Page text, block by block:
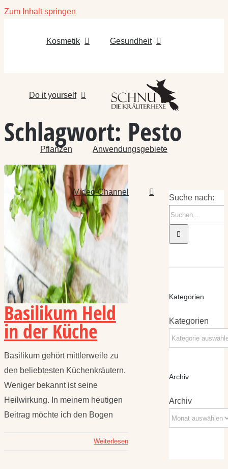
Zum Inhalt springen
Kosmetik Gesundheit
Do it yourself
Pflanzen Anwendungsgebiete
Video-Channel
Schlagwort: Pesto
Basilikum Held
in der Küche
Basilikum gehört mittlerweile zu
den beliebtesten Küchenkräutern.
Weniger bekannt ist seine
Heilwirkung. In meinem heutigen
Beitrag möchte ich den Bogen
Weiterlesen
Suche nach:
Kategorien
Kategorien
Archiv
Archiv